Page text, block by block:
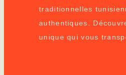
traditionnelles
authentiques.
unique qui vous